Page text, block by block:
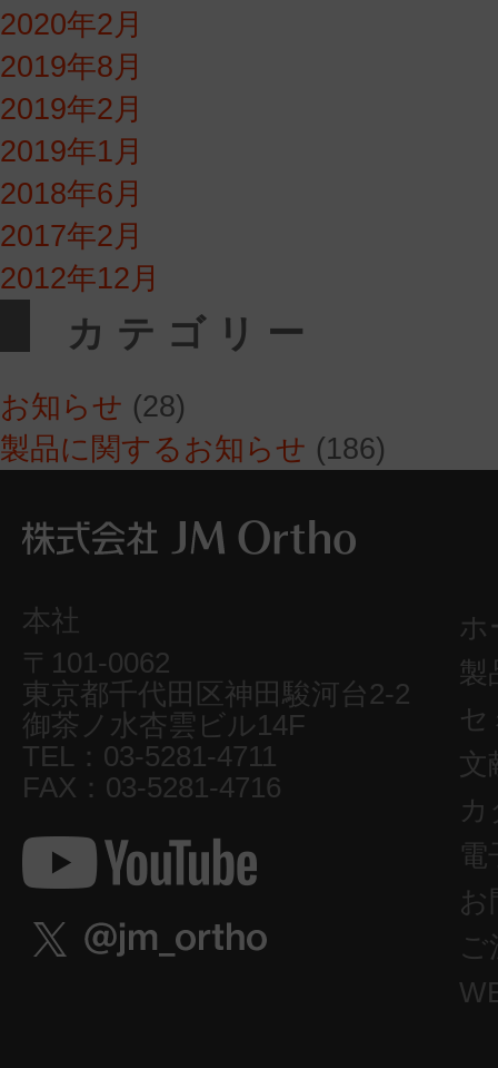
2020年2月
2019年8月
2019年2月
2019年1月
2018年6月
2017年2月
2012年12月
カテゴリー
お知らせ (28)
製品に関するお知らせ (186)
ホ
製
セ
文
電
お
ご
本社
〒101-0062
東京都千代田区神田駿河台2-2
御茶ノ水杏雲ビル14F
TEL：03-5281-4711
FAX：03-5281-4716